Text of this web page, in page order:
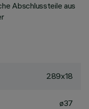
Abschlussteile aus
289x18
ø37